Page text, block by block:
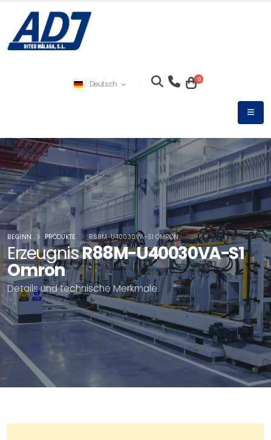
Deutsch 0
ErzeugnisR88M-U40030VA-S1
Omron
Details und technische Merkmale
BEGINN PRODUKTE R88M-U40030VA-S1 OMRON